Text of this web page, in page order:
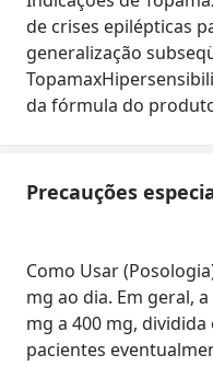
de crises epilépticas
generalização
da fórmula do
Precauções
Como Usar
mg ao dia. Em geral,
mg a 400 mg,
pacientes